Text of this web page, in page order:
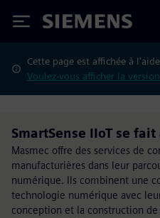
Siemens
Cette page est affichée à
Voulez-vous afficher la
SmartSense IIoT se
Masmec offre des services de
manufacturières dans leur
numérique. Ils combinent une
technologie numérique avec
conception et la construction